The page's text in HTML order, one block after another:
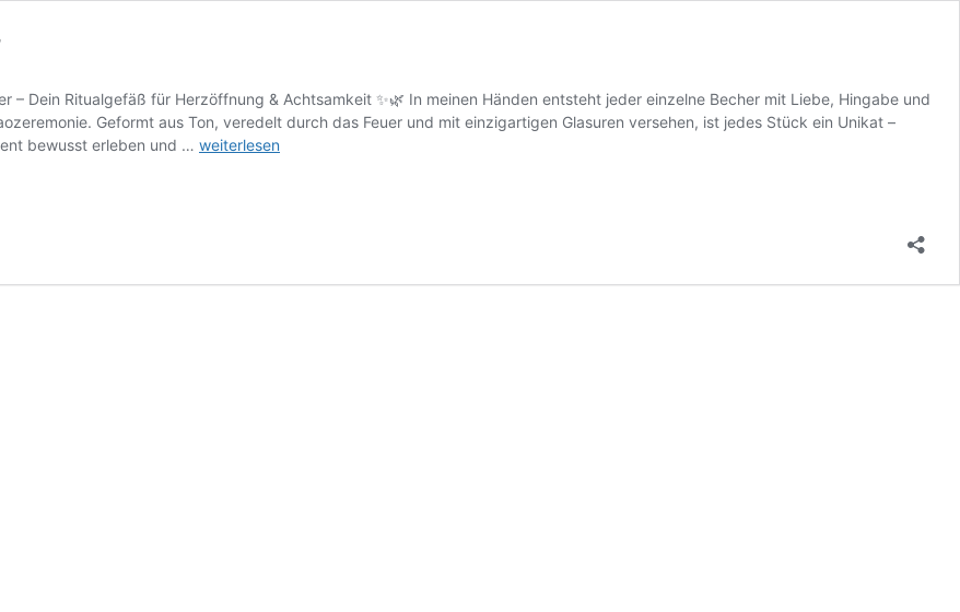
– Dein Ritualgefäß für Herzöffnung & Achtsamkeit ✨🌿 In meinen Händen entsteht jeder einzelne Becher mit Liebe, Hingabe und
Geformt aus Ton, veredelt durch das Feuer und mit einzigartigen Glasuren versehen, ist jedes Stück ein Unikat –
bewusst erleben und … Handgemachter
weiterlesen